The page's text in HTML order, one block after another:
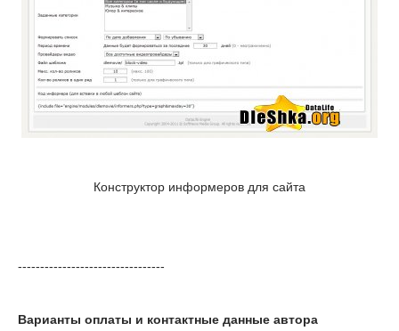
Конструктор информеров для сайта
---------------------------------
Варианты оплаты и контактные данные автора